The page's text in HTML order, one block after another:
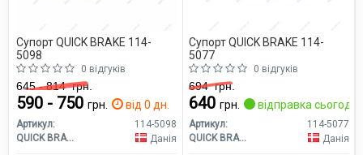
Супорт QUICK BRAKE 114-
5098
0 відгуків
645 - 814грн.
590 - 750 грн. від 0 дн.
Артикул:
114-5098
QUICK BRAKE
Данія
Супорт QUICK BRAKE 114-
5077
0 відгуків
694грн.
640 грн. відправка сьогодні
Артикул:
114-5077
QUICK BRAKE
Данія